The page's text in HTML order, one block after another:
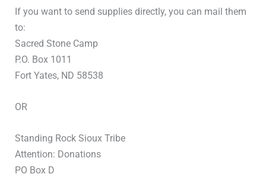
If you want to send supplies directly, you can mail them
to:
Sacred Stone Camp
P.O. Box 1011
Fort Yates, ND 58538
OR
Standing Rock Sioux Tribe
Attention: Donations
PO Box D